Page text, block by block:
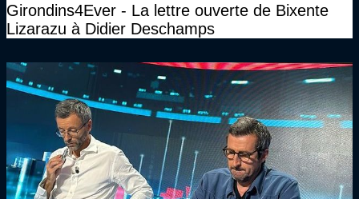
Girondins4Ever - La lettre ouverte de Bixente
Lizarazu à Didier Deschamps